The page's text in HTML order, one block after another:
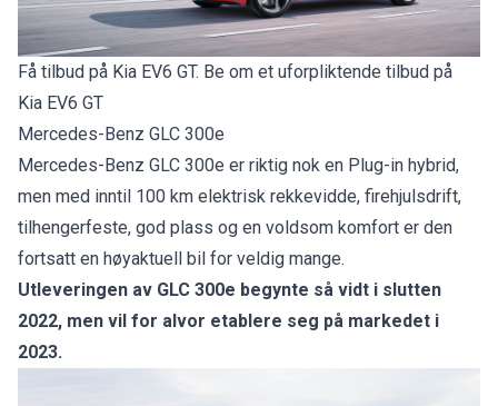
Få tilbud på Kia EV6 GT. Be om et uforpliktende tilbud på
Kia EV6 GT
Mercedes-Benz GLC 300e
Mercedes-Benz GLC 300e er riktig nok en Plug-in hybrid,
men med inntil 100 km elektrisk rekkevidde, firehjulsdrift,
tilhengerfeste, god plass og en voldsom komfort er den
fortsatt en høyaktuell bil for veldig mange.
Utleveringen av GLC 300e begynte så vidt i slutten
2022, men vil for alvor etablere seg på markedet i
2023.